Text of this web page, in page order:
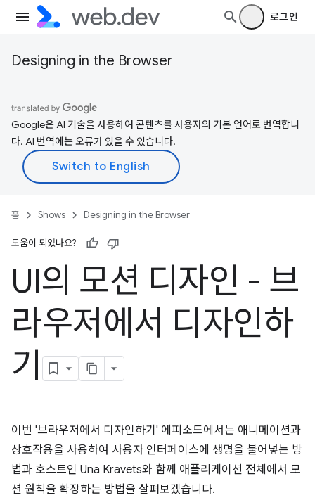
로그인
Designing in the Browser
Google은 AI 기술을 사용하여 콘텐츠를 사용자의 기본 언어로 번역합니
다. AI 번역에는 오류가 있을 수 있습니다.
홈 Shows Designing in the Browser
도움이 되었나요?
UI의 모션 디자인 - 브
라우저에서 디자인하
기
이번 '브라우저에서 디자인하기' 에피소드에서는 애니메이션과
상호작용을 사용하여 사용자 인터페이스에 생명을 불어넣는 방
법과 호스트인 Una Kravets와 함께 애플리케이션 전체에서 모
션 원칙을 확장하는 방법을 살펴보겠습니다.